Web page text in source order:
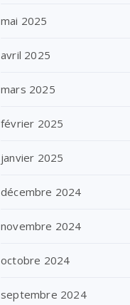
mai 2025
avril 2025
mars 2025
février 2025
janvier 2025
décembre 2024
novembre 2024
octobre 2024
septembre 2024